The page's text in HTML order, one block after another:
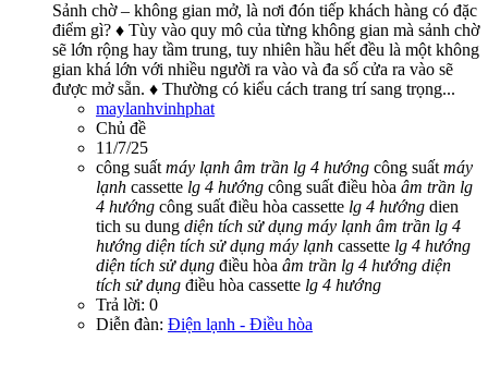
Sảnh chờ – không gian mở, là nơi đón tiếp khách hàng có đặc
điểm gì? ♦ Tùy vào quy mô của từng không gian mà sảnh chờ
sẽ lớn rộng hay tầm trung, tuy nhiên hầu hết đều là một không
gian khá lớn với nhiều người ra vào và đa số cửa ra vào sẽ
được mở sẵn. ♦ Thường có kiểu cách trang trí sang trọng...
maylanhvinhphat
Chủ đề
11/7/25
công suất máy lạnh âm trần lg 4 hướng công suất máy
lạnh cassette lg 4 hướng công suất điều hòa âm trần lg
4 hướng công suất điều hòa cassette lg 4 hướng dien
tich su dung diện tích sử dụng máy lạnh âm trần lg 4
hướng diện tích sử dụng máy lạnh cassette lg 4 hướng
diện tích sử dụng điều hòa âm trần lg 4 hướng diện
tích sử dụng điều hòa cassette lg 4 hướng
Trả lời: 0
Diễn đàn: Điện lạnh - Điều hòa